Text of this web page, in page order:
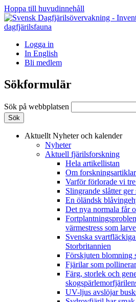
Hoppa till huvudinnehåll
Logga in
In English
Bli medlem
Sökformulär
Sök på webbplatsen
Aktuellt Nyheter och kalender
Nyheter
Aktuell fjärilsforskning
Hela artikellistan
Om
Varför förlorade vi
Slingrande slåtter
En öländsk
Det nya normala får
värmestress som
Svenska
Storbritannien
Förskjuten blomning
Fjärilar som
Färg, storlek och
UV-ljus avslöjar